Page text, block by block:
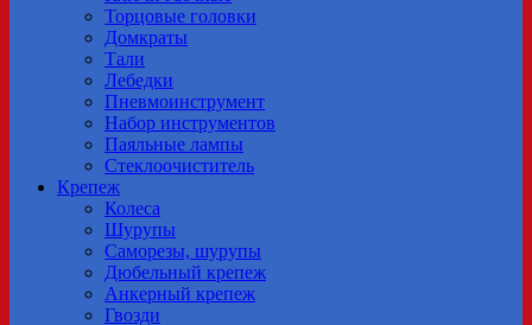
Торцовые головки
Домкраты
Тали
Лебедки
Пневмоинструмент
Набор инструментов
Паяльные лампы
Стеклоочиститель
Крепеж
Колеса
Шурупы
Саморезы, шурупы
Дюбельный крепеж
Анкерный крепеж
Гвозди